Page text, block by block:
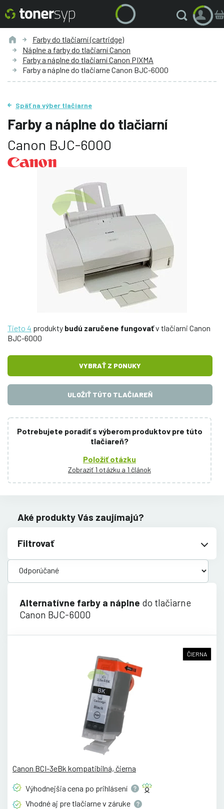
Farby do tlačiarní (cartridge)
Náplne a farby do tlačiarní Canon
Farby a náplne do tlačiarní Canon PIXMA
Farby a náplne do tlačiarne Canon BJC-6000
Späť na výber tlačiarne
Farby a náplne do tlačiarní
Canon BJC-6000
Tieto 4 produkty budú zaručene fungovaťv tlačiarni Canon
BJC-6000
VYBRAŤ Z PONUKY
ULOŽIŤ TÚTO TLAČIAREŇ
Potrebujete poradiť s výberom produktov pre túto
tlačiareň?
Položiť otázku
Zobraziť 1 otázku a 1 článok
Aké produkty Vás zaujímajú?
Filtrovať
Alternatívne farby a náplne do tlačiarne
Canon BJC-6000
ČIERNA
Canon BCI-3eBk kompatibilná, čierna
Výhodnejšia cena po prihlásení
Vhodné aj pre tlačiarne v záruke